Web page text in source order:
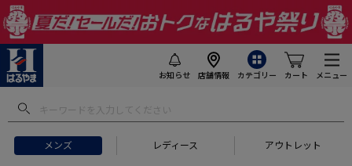
お知らせ 店舗情報 カテゴリー カート メニュー
メンズ レディース アウトレット
フトにおすすめ #セットアップ スーツ